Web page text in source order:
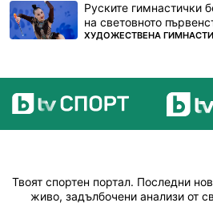
Руските гимнастички
на световното
ПОВЕЧЕ ОТ
ХУДОЖЕСТВЕНА
Твоят спортен портал. Последни
живо, задълбочени анализи от